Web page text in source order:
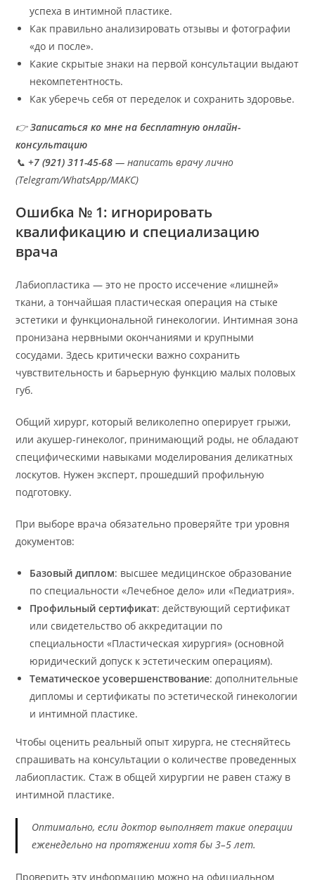
успеха в интимной пластике.
Как правильно анализировать отзывы и фотографии
«до и после».
Какие скрытые знаки на первой консультации выдают
некомпетентность.
Как уберечь себя от переделок и сохранить здоровье.
👉Записаться ко мне на бесплатную онлайн-
консультацию
📞+7 (921) 311-45-68 — написать врачу лично
(Telegram/WhatsApp/МАКС)
Ошибка № 1: игнорировать
квалификацию и специализацию
врача
Лабиопластика — это не просто иссечение «лишней»
ткани, а тончайшая пластическая операция на стыке
эстетики и функциональной гинекологии. Интимная зона
пронизана нервными окончаниями и крупными
сосудами. Здесь критически важно сохранить
чувствительность и барьерную функцию малых половых
губ.
Общий хирург, который великолепно оперирует грыжи,
или акушер-гинеколог, принимающий роды, не обладают
специфическими навыками моделирования деликатных
лоскутов. Нужен эксперт, прошедший профильную
подготовку.
При выборе врача обязательно проверяйте три уровня
документов:
Базовый диплом: высшее медицинское образование
по специальности «Лечебное дело» или «Педиатрия».
Профильный сертификат: действующий сертификат
или свидетельство об аккредитации по
специальности «Пластическая хирургия» (основной
юридический допуск к эстетическим операциям).
Тематическое усовершенствование: дополнительные
дипломы и сертификаты по эстетической гинекологии
и интимной пластике.
Чтобы оценить реальный опыт хирурга, не стесняйтесь
спрашивать на консультации о количестве проведенных
лабиопластик. Стаж в общей хирургии не равен стажу в
интимной пластике.
Оптимально, если доктор выполняет такие операции
еженедельно на протяжении хотя бы 3–5 лет.
Проверить эту информацию можно на официальном